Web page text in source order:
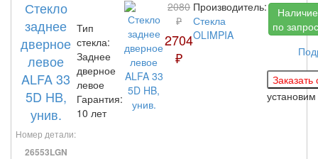
Стекло
заднее
дверное
левое
ALFA 33
5D HB,
унив.
Номер детали:
26553LGN
Тип
стекла:
Заднее
дверное
левое
Гарантия:
10 лет
2080
₽
2704
₽
Производитель:
Стекла
OLIMPIA
Наличие
по
установим